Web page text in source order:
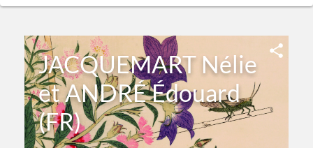
JACQUEMART Nélie
et ANDRÉ Édouard
(FR)